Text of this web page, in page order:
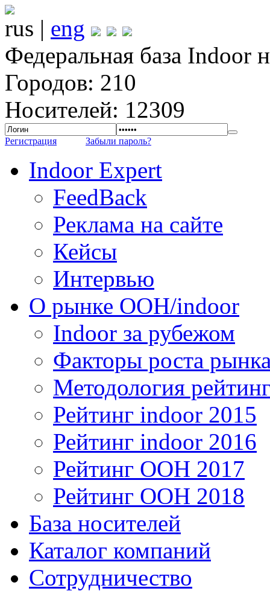
rus | eng
Федеральная база Indoor
Городов: 210
Носителей: 12309
Регистрация Забыли пароль?
Indoor Expert
FeedBack
Реклама на сайте
Кейсы
Интервью
О рынке OOH/indoor
Indoor за рубежом
Факторы роста
Методология
Рейтинг indoor 2015
Рейтинг indoor 2016
Рейтинг OOH 2017
Рейтинг OOH 2018
База носителей
Каталог компаний
Сотрудничество